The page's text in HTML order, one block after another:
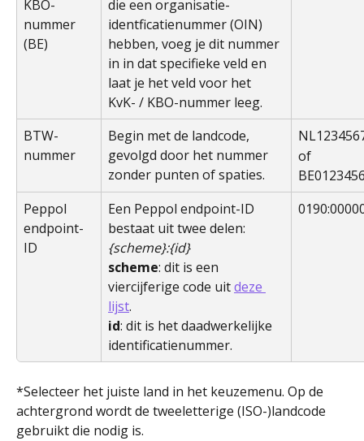
KBO-
nummer
(BE)
die een organisatie-
identficatienummer (OIN)
hebben, voeg je dit nummer
in in dat specifieke veld en
laat je het veld voor het
KvK- / KBO-nummer leeg.
BTW-
nummer
Begin met de landcode,
gevolgd door het nummer
zonder punten of spaties.
of
Peppol
endpoint-
ID
Een Peppol endpoint-ID
bestaat uit twee delen:
{scheme}:{id}
scheme: dit is een
viercijferige code uit deze
lijst.
id: dit is het daadwerkelijke
identificatienummer.
*Selecteer het juiste land in het keuzemenu. Op de
achtergrond wordt de tweeletterige (ISO-)landcode
gebruikt die nodig is.